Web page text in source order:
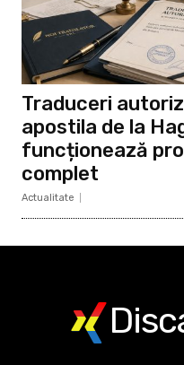
Traduceri
apostila de la
funcționează
complet
Actualitate